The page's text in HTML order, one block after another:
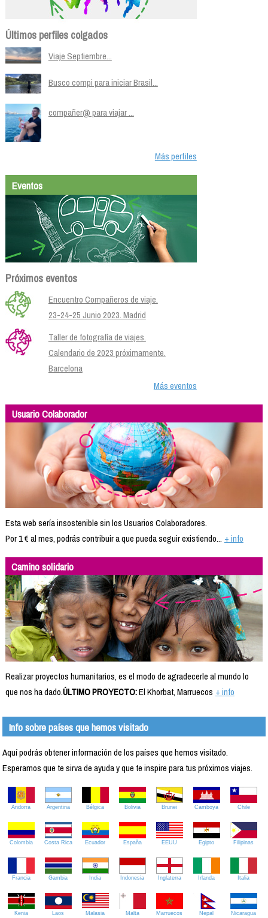
Últimos perfiles colgados
Viaje Septiembre...
Busco compi para iniciar Brasil...
compañer@ para viajar ...
Más perfiles
Eventos
Próximos eventos
Encuentro Compañeros de viaje.
23-24-25 Junio 2023. Madrid
Taller de fotografía de viajes.
Calendario de 2023 próximamente.
Barcelona
Más eventos
Usuario Colaborador
Esta web sería insostenible sin los Usuarios Colaboradores.
Por 1 € al mes, podrás contribuir a que pueda seguir existiendo... + info
Camino solidario
Realizar proyectos humanitarios, es el modo de agradecerle al mundo lo
que nos ha dado.ÚLTIMO PROYECTO:El Khorbat, Marruecos + info
Info sobre países que hemos visitado
Aquí podrás obtener información de los países que hemos visitado.
Esperamos que te sirva de ayuda y que te inspire para tus próximos viajes.
Andorra Argentina Bélgica Bolivia Brunei Camboya Chile
Colombia Costa Rica Ecuador España EEUU Egipto Filipinas
Francia Gambia India Indonesia Inglaterra Irlanda Italia
Kenia Laos Malasia Malta Marruecos Nepal Nicaragua